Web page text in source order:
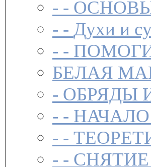
- -
- - Духи и
- -
БЕЛАЯ
- ОБРЯДЫ
- -
- -
- -